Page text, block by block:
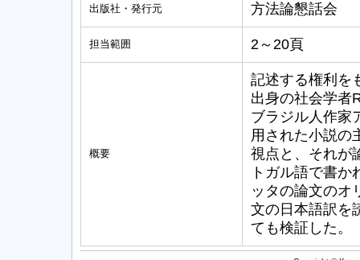
出版社・発行元 方法論懇話会
担当範囲 2～20頁
概要
記述する権利を
出身の社会学者
ブラジル人作家
用された小説の
視点と、それが
トガル語で書
ッタの論文のオ
文の日本語訳を
ても検証した。